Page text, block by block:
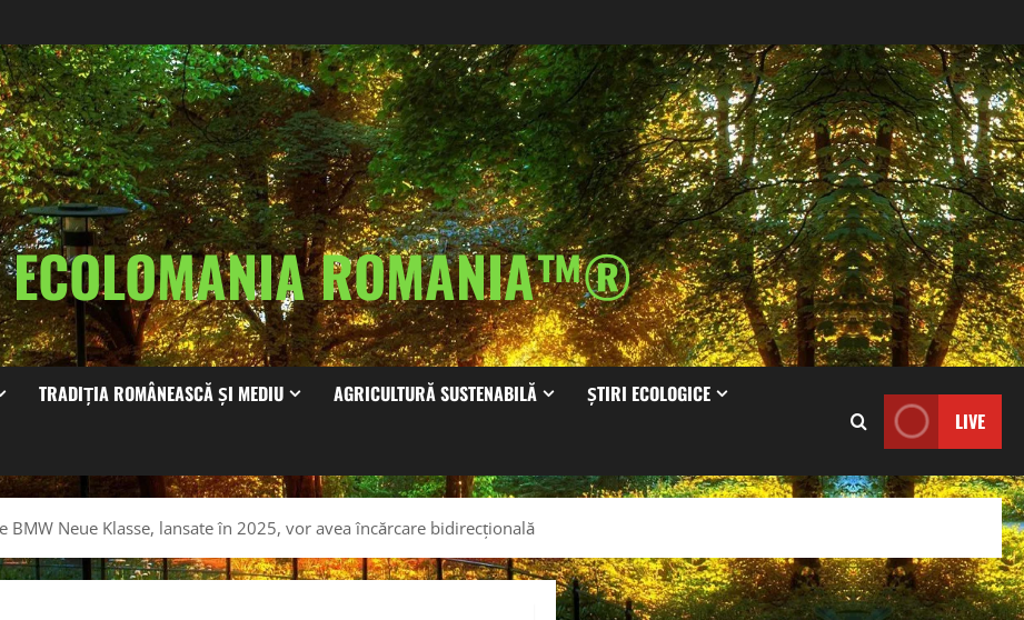
ROMANIA™®
TRADIȚIA ROMÂNEASCĂ ȘI MEDIU AGRICULTURĂ SUSTENABILĂ ȘTIRI ECOLOGICE
LIVE
BMW Neue Klasse, lansate în 2025, vor avea încărcare bidirecțională